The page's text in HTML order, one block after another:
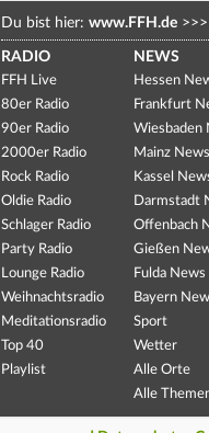
Du bist hier: www.FFH.de >>>
RADIO
FFH Live
80er Radio
90er Radio
2000er Radio
Rock Radio
Oldie Radio
Schlager Radio
Party Radio
Lounge Radio
Weihnachtsradio
Meditationsradio
Top 40
Playlist
NEWS
Hessen
Frankfurt
Wiesbaden
Mainz News
Kassel
Darmstadt
Offenbach
Gießen
Fulda News
Bayern
Sport
Wetter
Alle Orte
Alle